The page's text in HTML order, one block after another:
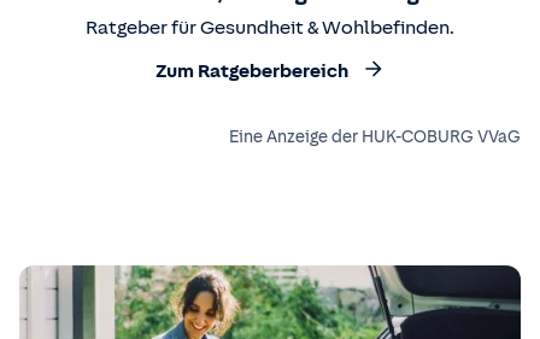
Ratgeber für Gesundheit & Wohlbefinden.
Zum Ratgeberbereich
Eine Anzeige der HUK-COBURG VVaG